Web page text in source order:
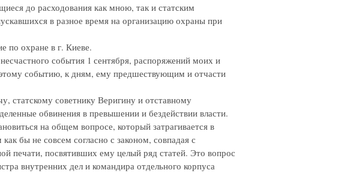
до расходования как мною, так и статским
в разное время на организацию охраны при
по охране в г. Киеве.
события 1 сентября, распоряжений моих и
событию, к дням, ему предшествующим и отчасти
статскому советнику Веригину и отставному
обвинения в превышении и бездействии власти.
на общем вопросе, который затрагивается в
бы не совсем согласно с законом, совпадая с
печати, посвятивших ему целый ряд статей. Это вопрос
внутренних дел и командира отдельного корпуса